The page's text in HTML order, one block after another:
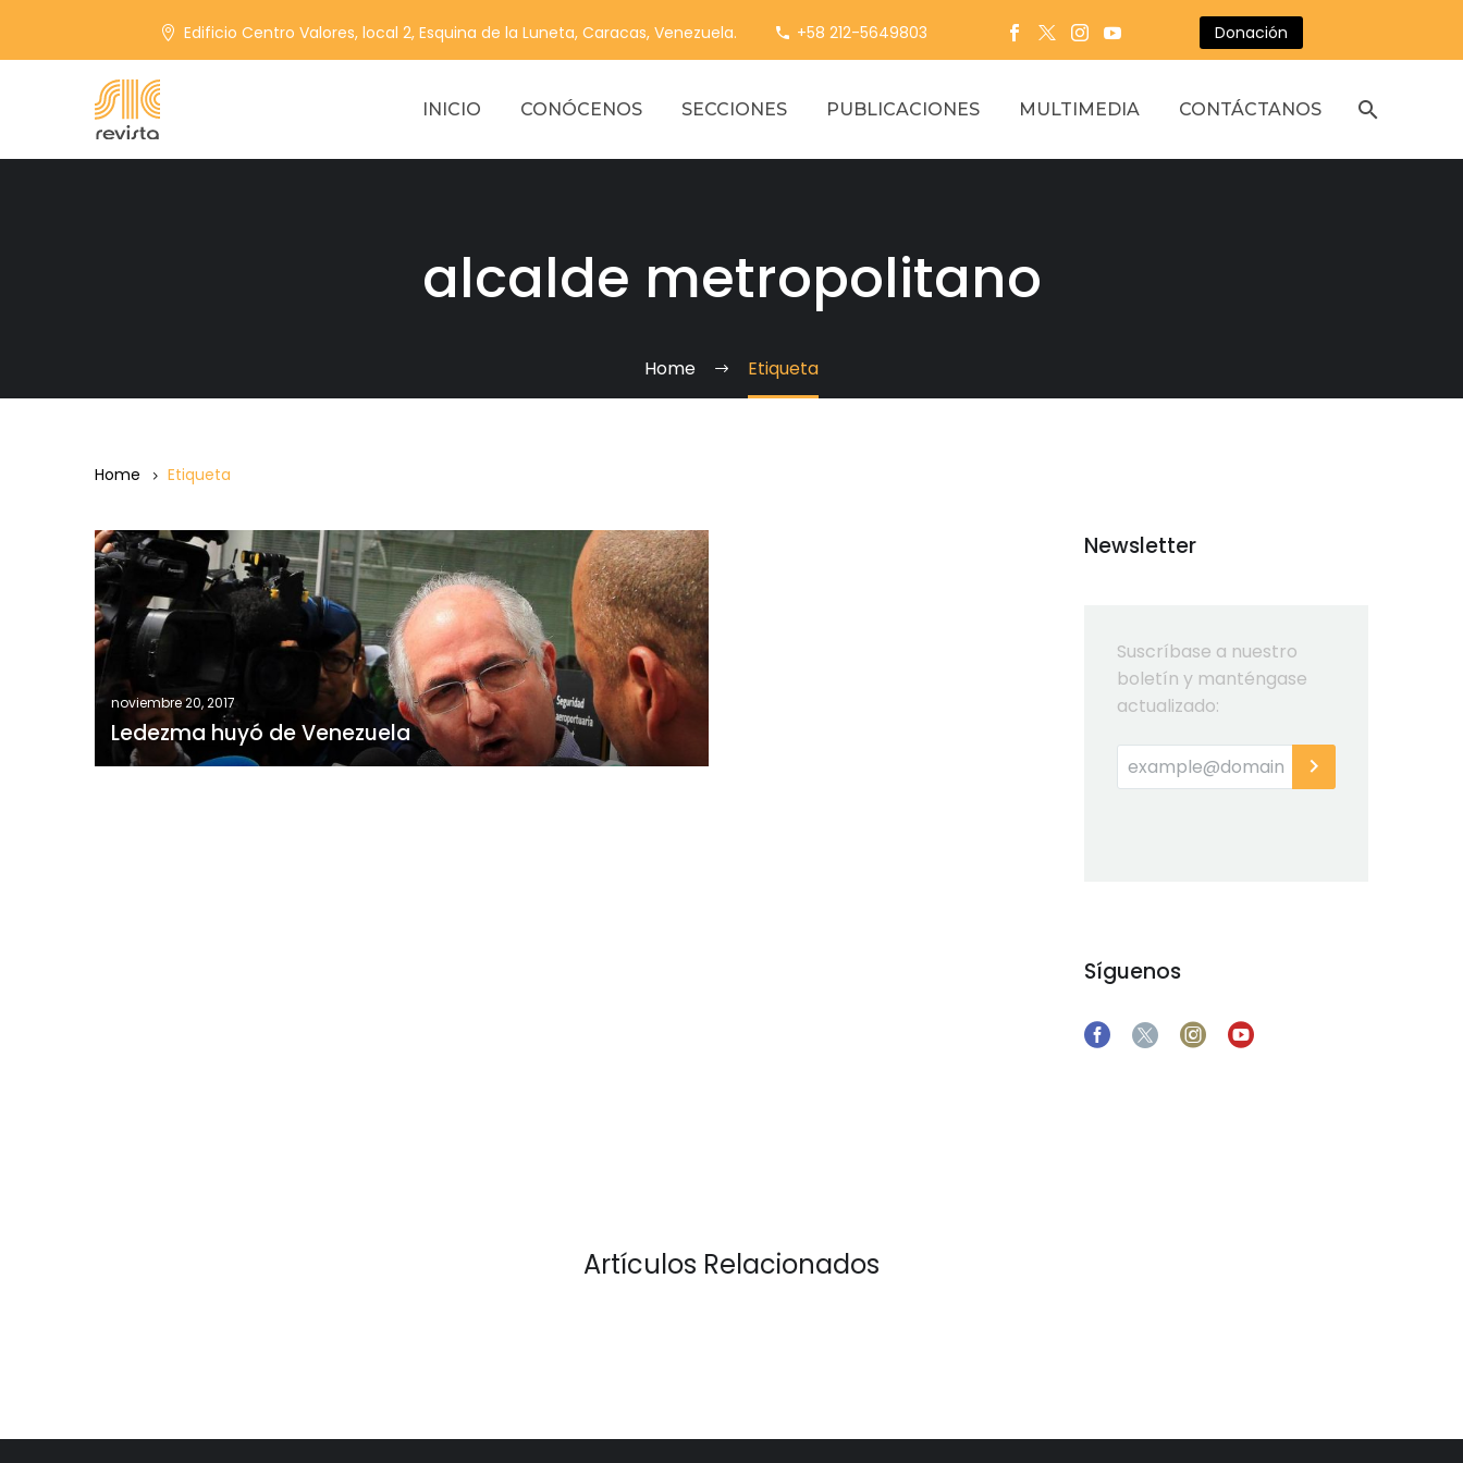
Edificio Centro Valores, local 2, Esquina de la Luneta, Caracas, Venezuela. +58 212-5649803 Donación
INICIO CONÓCENOS SECCIONES PUBLICACIONES MULTIMEDIA CONTÁCTANOS
alcalde metropolitano
Home Etiqueta
Home Etiqueta
Ledezma
huyó
de
Venezuela
noviembre 20, 2017
Ledezma huyó de Venezuela
Newsletter
Suscríbase a nuestro
boletín y manténgase
actualizado:
Síguenos
Artículos Relacionados